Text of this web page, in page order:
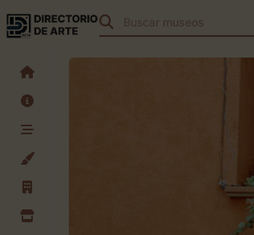
Buscar teatros